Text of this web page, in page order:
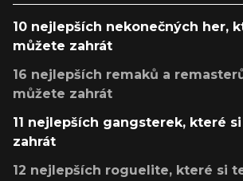
10 nejlepších nekonečných her,
můžete zahrát
16 nejlepších remaků a
můžete zahrát
11 nejlepších gangsterek, které
zahrát
12 nejlepších roguelite, které si